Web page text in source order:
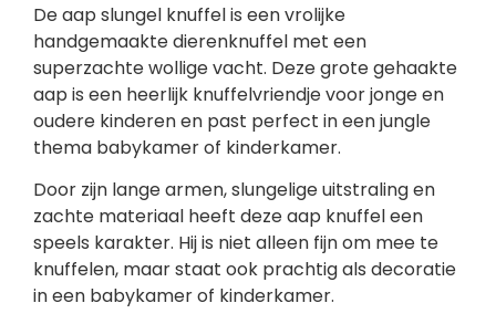
De aap slungel knuffel is een vrolijke
handgemaakte dierenknuffel met een
superzachte wollige vacht. Deze grote gehaakte
aap is een heerlijk knuffelvriendje voor jonge en
oudere kinderen en past perfect in een jungle
thema babykamer of kinderkamer.
Door zijn lange armen, slungelige uitstraling en
zachte materiaal heeft deze aap knuffel een
speels karakter. Hij is niet alleen fijn om mee te
knuffelen, maar staat ook prachtig als decoratie
in een babykamer of kinderkamer.